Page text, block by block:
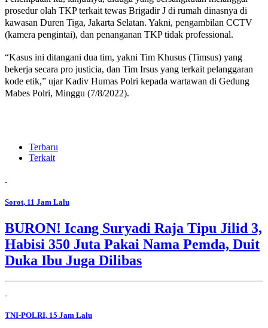
prosedur olah TKP terkait tewas Brigadir J di rumah dinasnya di
kawasan Duren Tiga, Jakarta Selatan. Yakni, pengambilan CCTV
(kamera pengintai), dan penanganan TKP tidak professional.
“Kasus ini ditangani dua tim, yakni Tim Khusus (Timsus) yang
bekerja secara pro justicia, dan Tim Irsus yang terkait pelanggaran
kode etik,” ujar Kadiv Humas Polri kepada wartawan di Gedung
Mabes Polri, Minggu (7/8/2022).
Terbaru
Terkait
Sorot, 11 Jam Lalu
BURON! Icang Suryadi Raja Tipu Jilid 3,
Habisi 350 Juta Pakai Nama Pemda, Duit
Duka Ibu Juga Dilibas
TNI-POLRI, 15 Jam Lalu